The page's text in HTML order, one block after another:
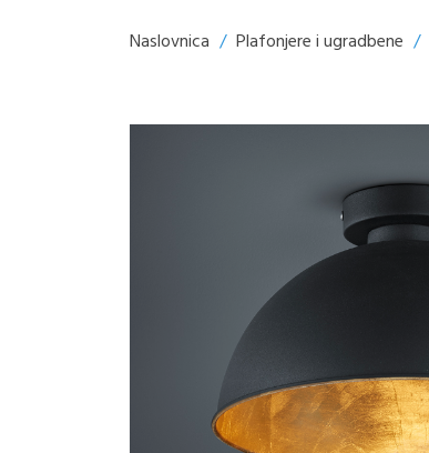
Naslovnica / Plafonjere i ugradbene /